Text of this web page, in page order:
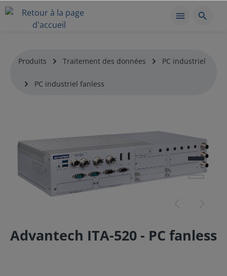
Produits Traitement des données PC industriel
PC industriel fanless
Advantech ITA-520 - PC fanless